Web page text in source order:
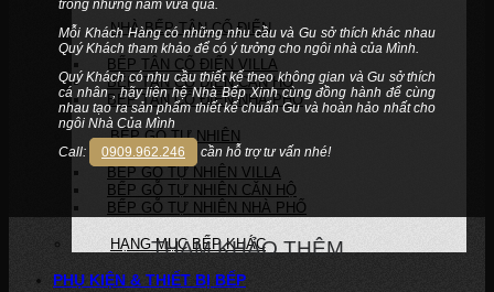
NHÀ BẾP TÂN CỔ ĐIỂN
BẾP TÂN CỔ ĐIỂN VILLA
BẾP TÂN CỔ ĐIỂN CĂN HỘ
BẾP TÂN CỔ ĐIỂN NHÀ PHỐ
BẾP GỖ TỰ NHIÊN
BẾP GỖ TỰ NHIÊN VILLA
BẾP GỖ TỰ NHIÊN CĂN HỘ
BẾP GỖ TỰ NHIÊN NHÀ PHỐ
HẠNG MỤC BẾP KHÁC
PHỤ KIỆN & THIẾT BỊ BẾP
trong những năm vừa qua.
Mỗi Khách Hàng có những nhu cầu và Gu sở thích khác nhau
Quý Khách tham khảo để có ý tưởng cho ngôi nhà của Mình.
Quý Khách có nhu cầu thiết kế theo không gian và Gu sở thích
cá nhân , hãy liên hệ Nhà Bếp Xinh cùng đồng hành để cùng
nhau tạo ra sản phẩm thiết kế chuẩn Gu và hoàn hảo nhất cho
ngôi Nhà Của Mình
Call:
0909.962.246 cần hỗ trợ tư vấn nhé!
THAM KHẢO THÊM